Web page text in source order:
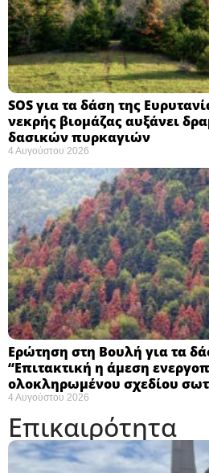
SOS για τα δάση της
νεκρής βιομάζας αυξάνει
δασικών πυρκαγιών
4 Αυγούστου 2026
Ερώτηση στη Βουλή για τα
“Eπιτακτική η άμεση
ολοκληρωμένου σχεδίου
4 Αυγούστου 2026
Επικαιρότητα